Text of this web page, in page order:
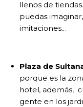
llenos de
puedas
imitaciones...
Plaza de
porque es la
hotel, además,
gente en los